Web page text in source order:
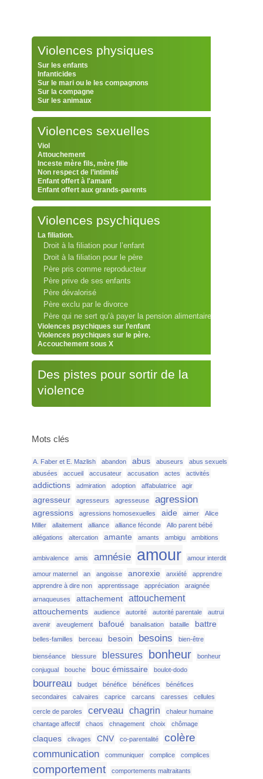
Violences physiques
Sur les enfants
Infanticides
Sur le mari ou le les compagnons
Sur la compagne
Sur les animaux
Violences sexuelles
Viol
Attouchement
Inceste mère fils, mère fille
Non respect de l’intimité
Enfant offert à l'amant
Enfant offert aux grands-parents
Violences psychiques
La filiation.
Droit à la filiation pour l’enfant
Droit à la filiation pour le père
Père pris comme reproducteur
Père prive de ses enfants
Père dévalorisé
Père exclu par le divorce
Père qui ne sert qu’à payer la pension alimentaire
Violences psychiques sur l’enfant
Violences psychiques sur le père.
Accouchement sous X
Des pistes pour sortir de la
violence
Mots clés
A. Faber et E. Mazlish abandon abus abuseurs
abus sexuels
abusées
accueil accusateur accusation actes activités
addictions admiration adoption affabulatrice agir
agresseur agresseurs agresseuse agression
agressions agressions homosexuelles aide aimer
Alice
Miller
allaitement alliance alliance féconde
Allo parent bébé
allégations
altercation amante amants ambigu ambitions
ambivalence amis amnésie amour amour interdit
amour maternel an angoisse anorexie anxiété
apprendre
apprendre à dire non
apprentissage appréciation
araignée
arnaqueuses
attachement attouchement
attouchements audience autorité autorité parentale
autrui
avenir
aveuglement bafoué banalisation bataille battre
belles-familles berceau besoin besoins bien-être
bienséance blessure blessures bonheur
bonheur
conjugual
bouche bouc émissaire boulot-dodo
bourreau budget bénéfice bénéfices
bénéfices
secondaires
calvaires caprice carcans caresses cellules
cercle de paroles cerveau chagrin
chaleur humaine
chantage affectif
chaos chnagement choix chômage
claques clivages CNV co-parentalité colère
communication communiquer complice complices
comportement comportements maltraitants